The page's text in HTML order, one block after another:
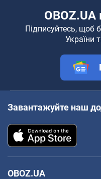
Підписуйтесь, щоб
України
Завантажуйте наш
OBOZ.UA